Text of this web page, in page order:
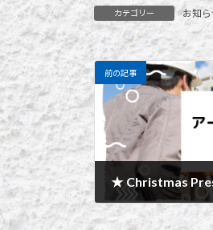
カテゴリー お知
前の記事
★ Christmas
2024年12月19日